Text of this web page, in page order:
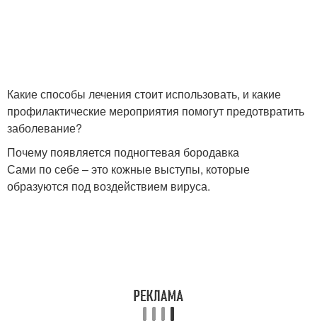
Какие способы лечения стоит использовать, и какие
профилактические мероприятия помогут предотвратить
заболевание?
Почему появляется подногтевая бородавка
Сами по себе – это кожные выступы, которые
образуются под воздействием вируса.